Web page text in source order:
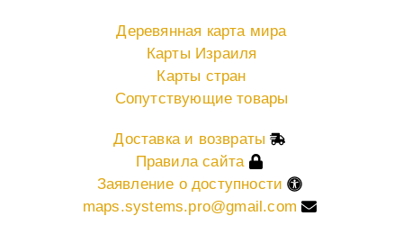
Деревянная карта мира
Карты Израиля
Карты стран
Сопутствующие товары
Доставка и возвраты
Правила сайта
Заявление о доступности
maps.systems.pro@gmail.com